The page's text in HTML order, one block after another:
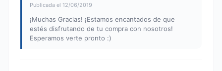
Publicada el 12/06/2019
¡Muchas Gracias! ¡Estamos encantados de que
estés disfrutando de tu compra con nosotros!
Esperamos verte pronto :)